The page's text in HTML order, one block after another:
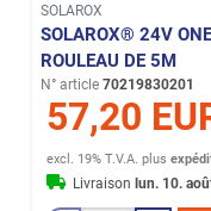
SOLAROX
SOLAROX® 24V
ROULEAU DE 5M
N° article 70219830201
57,20
excl. 19% T.V.A. plus
Livraison lun. 10.